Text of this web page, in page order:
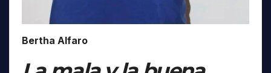
Bertha Alfaro